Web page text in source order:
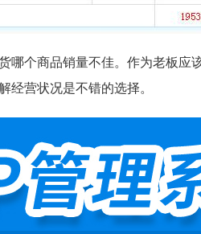
哪个商品销量不佳。作为老板应
经营状况是不错的选择。